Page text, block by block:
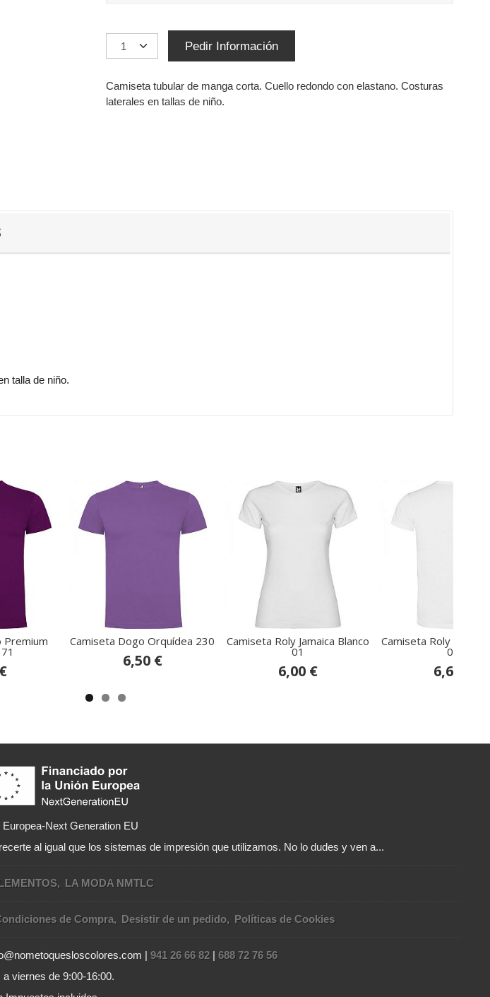
Pedir Información
Camiseta tubular de manga corta. Cuello redondo con elastano. Costuras
laterales en tallas de niño.
talla de niño.
Premium Camiseta Dogo Orquídea 230
6,50 €
Camiseta Roly Jamaica Blanco
01
6,00 €
Camiseta Roly
01
6,60 €
Next Generation EU
al igual que los sistemas de impresión que utilizamos. No lo dudes y ven a...
LA MODA NMTLC
de Compra Desistir de un pedido Políticas de Cookies
|941 26 66 82 |688 72 76 56
a viernes de 9:00-16:00.